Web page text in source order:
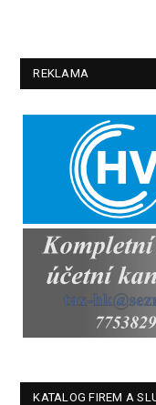
REKLAMA
KATALOG FIREM A